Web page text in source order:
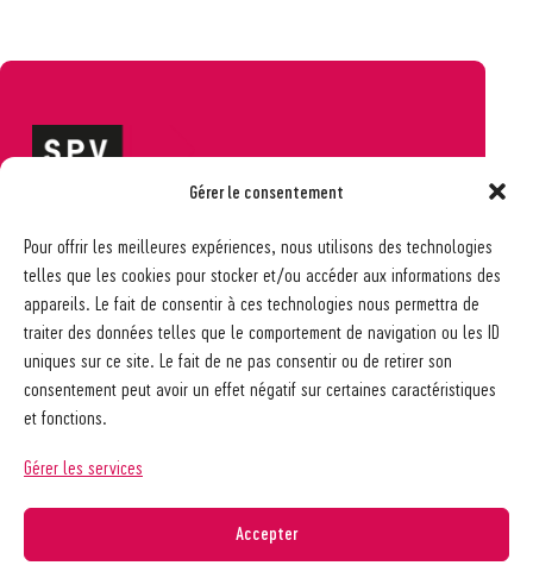
Gérer le consentement
Pour offrir les meilleures expériences, nous utilisons des technologies
telles que les cookies pour stocker et/ou accéder aux informations des
appareils. Le fait de consentir à ces technologies nous permettra de
traiter des données telles que le comportement de navigation ou les ID
uniques sur ce site. Le fait de ne pas consentir ou de retirer son
consentement peut avoir un effet négatif sur certaines caractéristiques
et fonctions.
Gérer les services
Accepter
Ch. des Allinges 2
1006 Lausanne
021 617 65 59
info@spv-vd.ch
FAQ
Les associations
Nos guides pratiques